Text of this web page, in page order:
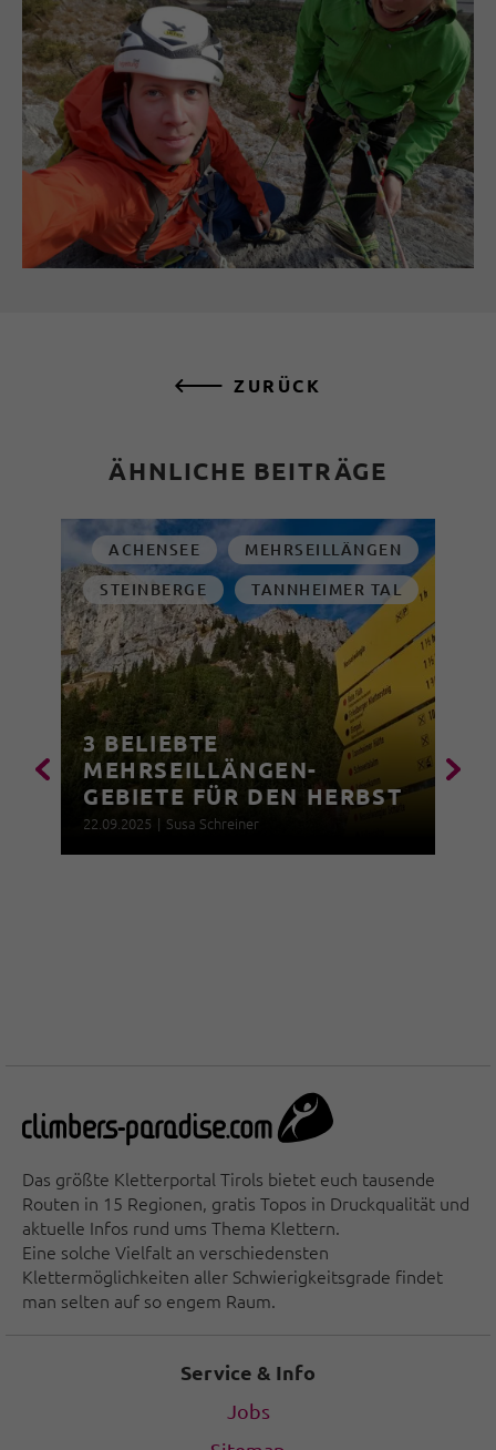
ZURÜCK
ÄHNLICHE BEITRÄGE
ACHENSEE
MEHRSEILLÄNGEN
STEINBERGE
TANNHEIMER TAL
3 BELIEBTE
MEHRSEILLÄNGEN-
GEBIETE FÜR DEN HERBST
22.09.2025 | Susa Schreiner
Das größte Kletterportal Tirols bietet euch tausende
Routen in 15 Regionen, gratis Topos in Druckqualität und
aktuelle Infos rund ums Thema Klettern.
Eine solche Vielfalt an verschiedensten
Klettermöglichkeiten aller Schwierigkeitsgrade findet
man selten auf so engem Raum.
Service & Info
Jobs